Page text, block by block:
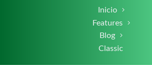
Inicio
Features
Blog
Classic